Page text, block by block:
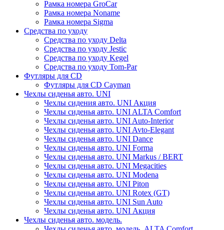
Рамка номера GroCar
Рамка номера Noname
Рамка номера Sigma
Средства по уходу
Средства по уходу Delta
Средства по уходу Jestic
Средства по уходу Kegel
Средства по уходу Tom-Par
Футляры для CD
Футляры для CD Cayman
Чехлы сиденья авто. UNI
Чехлы сидения авто. UNI Акция
Чехлы сиденья авто. UNI ALTA Comfort
Чехлы сиденья авто. UNI Auto-Interior
Чехлы сиденья авто. UNI Avto-Elegant
Чехлы сиденья авто. UNI Dance
Чехлы сиденья авто. UNI Forma
Чехлы сиденья авто. UNI Markus / BERT
Чехлы сиденья авто. UNI Megacities
Чехлы сиденья авто. UNI Modena
Чехлы сиденья авто. UNI Piton
Чехлы сиденья авто. UNI Rotex (GT)
Чехлы сиденья авто. UNI Sun Auto
Чехлы сиденья авто. UNI Акция
Чехлы сиденья авто. модель.